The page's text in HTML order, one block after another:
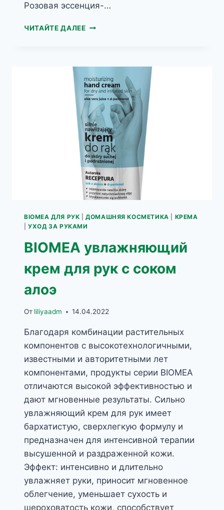
Розовая эссенция-…
ЧИТАЙТЕ ДАЛЕЕBIOMEA
РУК
С
РОЗОВОЙ
ЭССЕНЦИЕЙ
BIOMEA ДЛЯ РУК |ДОМАШНЯЯ КОСМЕТИКА
КРЕМА
|УХОД ЗА РУКАМИ
BIOMEA увлажняющий
крем для рук с соком
алоэ
От liliyaadm 14.04.2022
Благодаря комбинации растительных
компонентов с высокотехнологичными,
известными и авторитетными лет
компонентами, продукты серии BIOMEA
отличаются высокой эффективностью и
дают мгновенные результаты. Сильно
увлажняющий крем для рук имеет
бархатистую, сверхлегкую формулу и
предназначен для интенсивной терапии
высушенной и раздраженной кожи.
Эффект: интенсивно и длительно
увлажняет руки, приносит мгновенное
облегчение, уменьшает сухость и
шероховатость кожи, способствует